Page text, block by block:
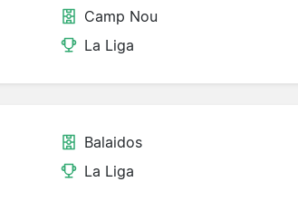
Camp Nou
La Liga
Balaidos
La Liga